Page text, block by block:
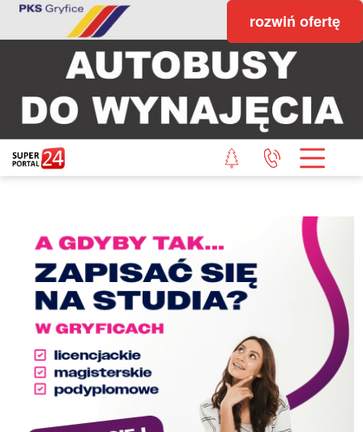
rozwiń ofertę
STRONA GŁÓWNA
POWIAT GRYFICKI
WIADOMOŚCI Z LASU
STUDIO SUPERPORTALU
KONTAKT
REDAKCJA
REGULAMIN